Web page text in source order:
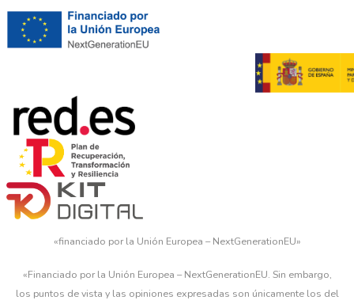
«financiado por la Unión Europea – NextGenerationEU»
«Financiado por la Unión Europea – NextGenerationEU. Sin embargo,
los puntos de vista y las opiniones expresadas son únicamente los del